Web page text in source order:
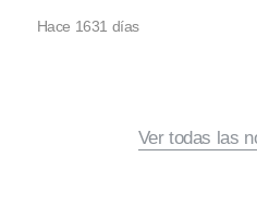
Hace 1631 días
Ver todas las